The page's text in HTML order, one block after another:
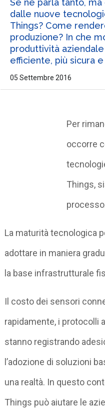
Se ne parla tanto,
dalle nuove
Things? Come
produzione? In che
produttività
efficiente, più sicura
05 Settembre 2016
Per
occorre
Things,
La maturità tecnologica
adottare in maniera
la base infrastrutturale
Il costo dei sensori
rapidamente, i protocolli
stanno registrando
l’adozione di soluzioni
una realtà. In questo
Things può aiutare le